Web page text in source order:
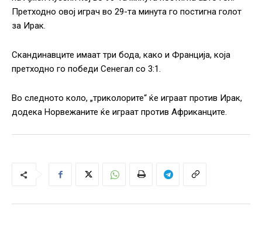
Претходно овој играч во 29-та минута го постигна голот
за Ирак.
Скандинавците имаат три бода, како и Франција, која
претходно го победи Сенегал со 3:1.
Во следното коло, „триколорите“ ќе играат против Ирак,
додека Норвежаните ќе играат против Африканците.